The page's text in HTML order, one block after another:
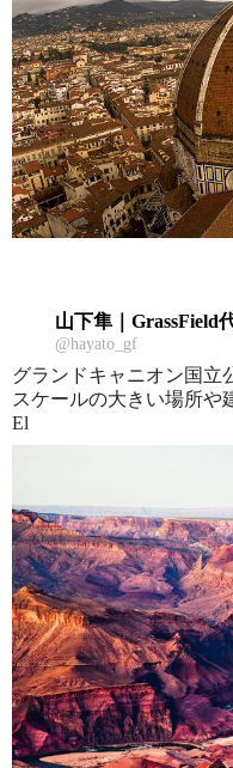
山下隼｜GrassField
@hayato_gf
グランドキャニオン国立
スケールの大きい場所や
El